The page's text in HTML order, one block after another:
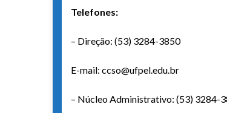
Telefones:
– Direção: (53) 3284-3850
E-mail: ccso@ufpel.edu.br
– Núcleo Administrativo: (53) 3284-